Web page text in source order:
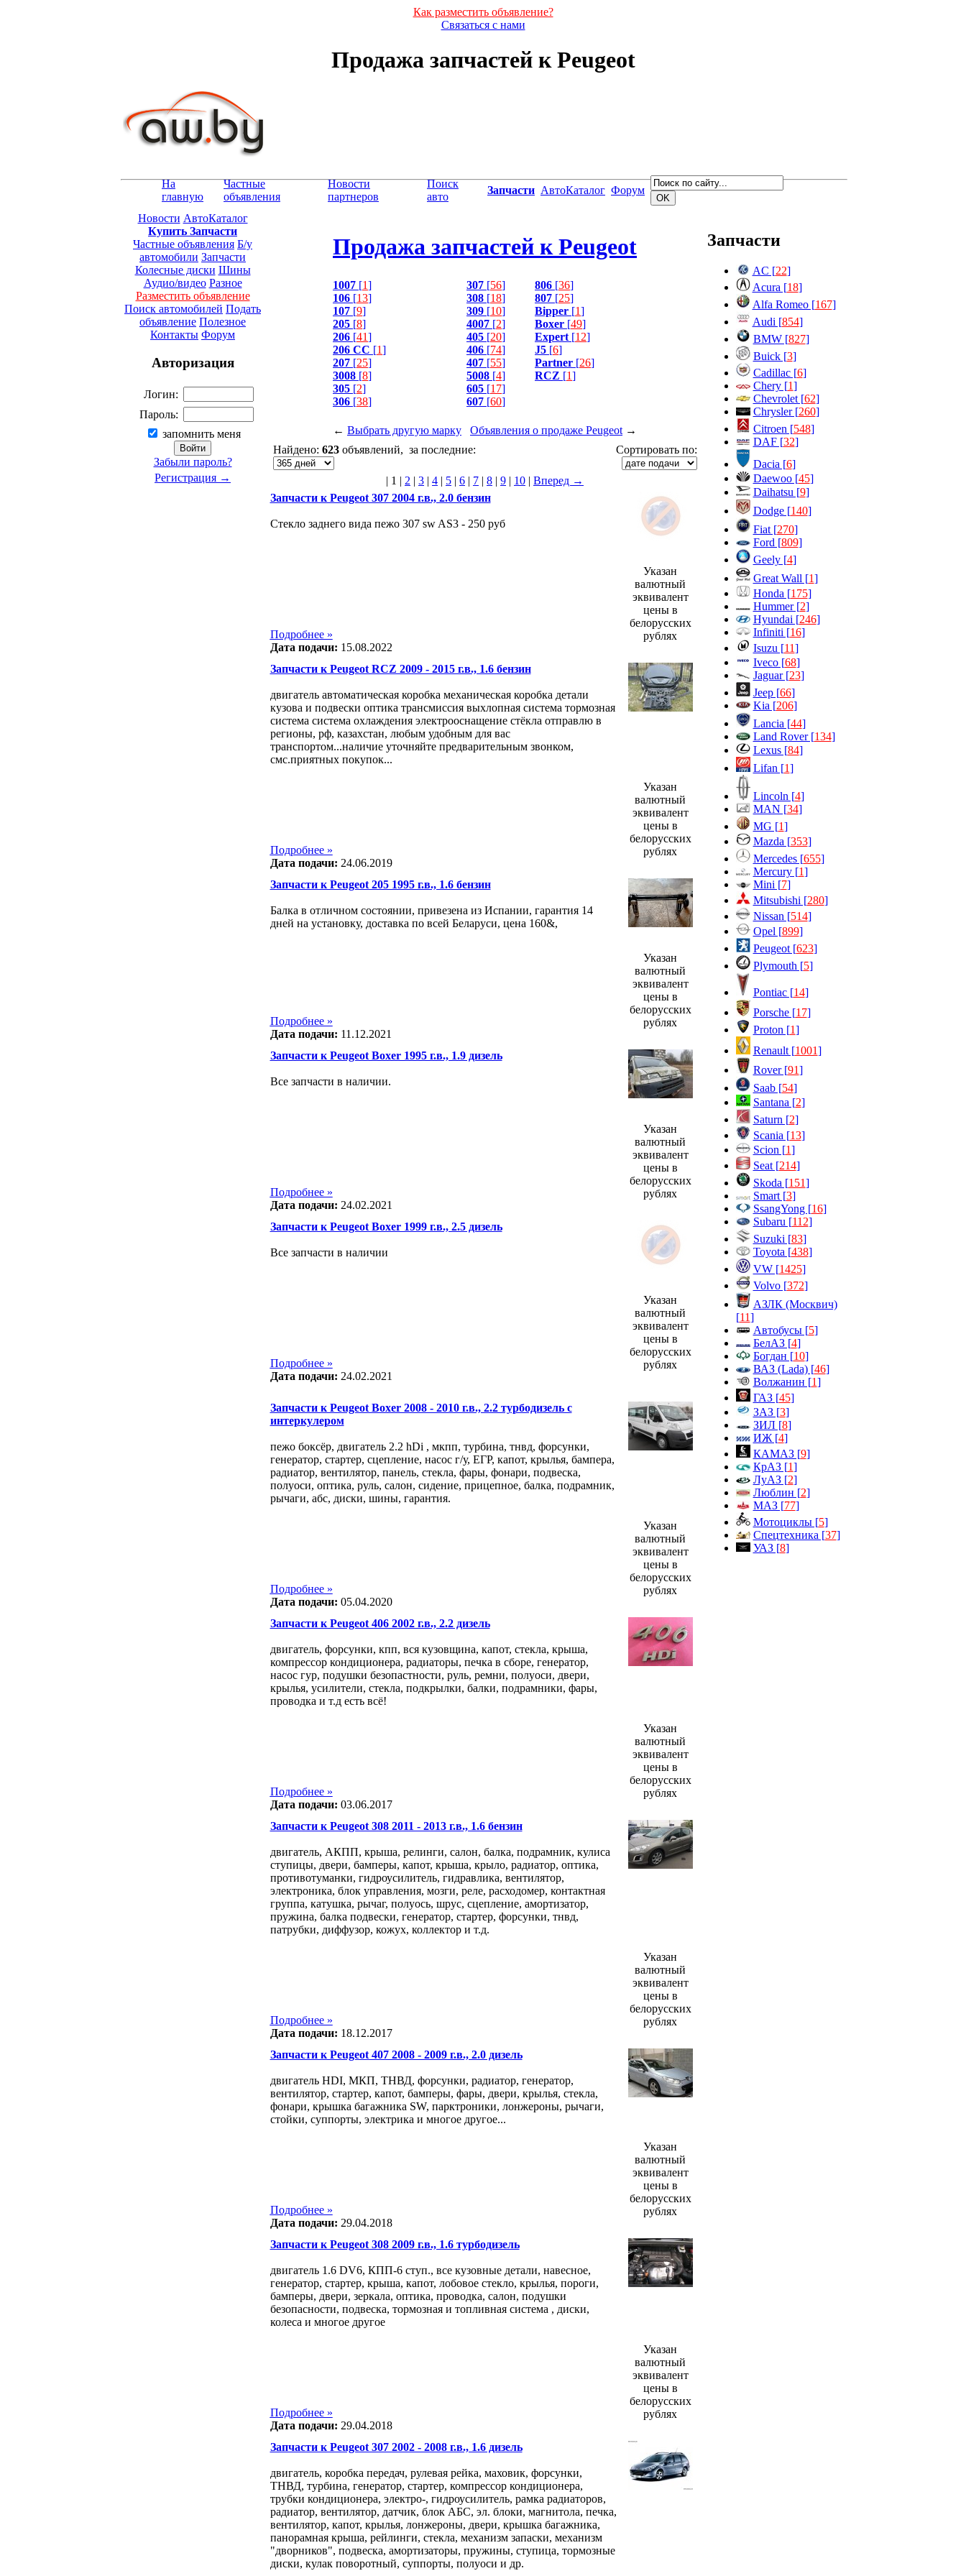
Как разместить объявление?
Связаться с нами
Продажа запчастей к Peugeot
На
главную
Частные
объявления
Новости
партнеров
Поиск
авто
Запчасти АвтоКаталог Форум
Новости АвтоКаталог
Купить Запчасти
Частные объявления Б/у
автомобили Запчасти
Колесные диски Шины
Аудио/видео Разное
Разместить объявление
Поиск автомобилей Подать
объявление Полезное
Контакты Форум
Авторизация
Логин:
Пароль:
запомнить меня
Забыли пароль?
Регистрация →
Продажа запчастей к Peugeot
1007 [1]
106 [13]
107 [9]
205 [8]
206 [41]
206 CC [1]
207 [25]
3008 [8]
305 [2]
306 [38]
307 [56]
308 [18]
309 [10]
4007 [2]
405 [20]
406 [74]
407 [55]
5008 [4]
605 [17]
607 [60]
806 [36]
807 [25]
Bipper [1]
Boxer [49]
Expert [12]
J5 [6]
Partner [26]
RCZ [1]
← Выбрать другую марку Объявления о продаже Peugeot →
Найдено: 623объявлений, за последние: Сортировать по:
| 1 | 2 | 3 | 4 | 5 | 6 | 7 | 8 | 9 | 10 | Вперед →
Запчасти к Peugeot 307 2004 г.в., 2.0 бензин
Стекло заднего вида пежо 307 sw AS3 - 250 руб
Подробнее »
Дата подачи: 15.08.2022
Указан
валютный
эквивалент
цены в
белорусских
рублях
Запчасти к Peugeot RCZ 2009 - 2015 г.в., 1.6 бензин
двигатель автоматическая коробка механическая коробка детали
кузова и подвески оптика трансмиссия выхлопная система тормозная
система система охлаждения электрооснащение стёкла отправлю в
регионы, рф, казахстан, любым удобным для вас
транспортом...наличие уточняйте предварительным звонком,
смс.приятных покупок...
Подробнее »
Дата подачи: 24.06.2019
Указан
валютный
эквивалент
цены в
белорусских
рублях
Запчасти к Peugeot 205 1995 г.в., 1.6 бензин
Балка в отличном состоянии, привезена из Испании, гарантия 14
дней на установку, доставка по всей Беларуси, цена 160&,
Подробнее »
Дата подачи: 11.12.2021
Указан
валютный
эквивалент
цены в
белорусских
рублях
Запчасти к Peugeot Boxer 1995 г.в., 1.9 дизель
Все запчасти в наличии.
Подробнее »
Дата подачи: 24.02.2021
Указан
валютный
эквивалент
цены в
белорусских
рублях
Запчасти к Peugeot Boxer 1999 г.в., 2.5 дизель
Все запчасти в наличии
Подробнее »
Дата подачи: 24.02.2021
Указан
валютный
эквивалент
цены в
белорусских
рублях
Запчасти к Peugeot Boxer 2008 - 2010 г.в., 2.2 турбодизель с
интеркулером
пежо боксёр, двигатель 2.2 hDi , мкпп, турбина, тнвд, форсунки,
генератор, стартер, сцепление, насос г/у, ЕГР, капот, крылья, бампера,
радиатор, вентилятор, панель, стекла, фары, фонари, подвеска,
полуоси, оптика, руль, салон, сидение, прицепное, балка, подрамник,
рычаги, абс, диски, шины, гарантия.
Подробнее »
Дата подачи: 05.04.2020
Указан
валютный
эквивалент
цены в
белорусских
рублях
Запчасти к Peugeot 406 2002 г.в., 2.2 дизель
двигатель, форсунки, кпп, вся кузовщина, капот, стекла, крыша,
компрессор кондиционера, радиаторы, печка в сборе, генератор,
насос гур, подушки безопастности, руль, ремни, полуоси, двери,
крылья, усилители, стекла, подкрылки, балки, подрамники, фары,
проводка и т.д есть всё!
Подробнее »
Дата подачи: 03.06.2017
Указан
валютный
эквивалент
цены в
белорусских
рублях
Запчасти к Peugeot 308 2011 - 2013 г.в., 1.6 бензин
двигатель, АКПП, крыша, релинги, салон, балка, подрамник, кулиса
ступицы, двери, бамперы, капот, крыша, крыло, радиатор, оптика,
противотуманки, гидроусилитель, гидравлика, вентилятор,
электроника, блок управления, мозги, реле, расходомер, контактная
группа, катушка, рычаг, полуось, шрус, сцепление, амортизатор,
пружина, балка подвески, генератор, стартер, форсунки, тнвд,
патрубки, диффузор, кожух, коллектор и т.д.
Подробнее »
Дата подачи: 18.12.2017
Указан
валютный
эквивалент
цены в
белорусских
рублях
Запчасти к Peugeot 407 2008 - 2009 г.в., 2.0 дизель
двигатель HDI, МКП, ТНВД, форсунки, радиатор, генератор,
вентилятор, стартер, капот, бамперы, фары, двери, крылья, стекла,
фонари, крышка багажника SW, парктроники, лонжероны, рычаги,
стойки, суппорты, электрика и многое другое...
Подробнее »
Дата подачи: 29.04.2018
Указан
валютный
эквивалент
цены в
белорусских
рублях
Запчасти к Peugeot 308 2009 г.в., 1.6 турбодизель
двигатель 1.6 DV6, КПП-6 ступ., все кузовные детали, навесное,
генератор, стартер, крыша, капот, лобовое стекло, крылья, пороги,
бамперы, двери, зеркала, оптика, проводка, салон, подушки
безопасности, подвеска, тормозная и топливная система , диски,
колеса и многое другое
Подробнее »
Дата подачи: 29.04.2018
Указан
валютный
эквивалент
цены в
белорусских
рублях
Запчасти к Peugeot 307 2002 - 2008 г.в., 1.6 дизель
двигатель, коробка передач, рулевая рейка, маховик, форсунки,
ТНВД, турбина, генератор, стартер, компрессор кондиционера,
трубки кондиционера, электро-, гидроусилитель, рамка радиаторов,
радиатор, вентилятор, датчик, блок АБС, эл. блоки, магнитола, печка,
вентилятор, капот, крылья, лонжероны, двери, крышка багажника,
панорамная крыша, рейлинги, стекла, механизм запаски, механизм
"дворников", подвеска, амортизаторы, пружины, ступица, тормозные
диски, кулак поворотный, суппорты, полуоси и др.
Запчасти
AC [22]
Acura [18]
Alfa Romeo [167]
Audi [854]
BMW [827]
Buick [3]
Cadillac [6]
Chery [1]
Chevrolet [62]
Chrysler [260]
Citroen [548]
DAF [32]
Dacia [6]
Daewoo [45]
Daihatsu [9]
Dodge [140]
Fiat [270]
Ford [809]
Geely [4]
Great Wall [1]
Honda [175]
Hummer [2]
Hyundai [246]
Infiniti [16]
Isuzu [11]
Iveco [68]
Jaguar [23]
Jeep [66]
Kia [206]
Lancia [44]
Land Rover [134]
Lexus [84]
Lifan [1]
Lincoln [4]
MAN [34]
MG [1]
Mazda [353]
Mercedes [655]
Mercury [1]
Mini [7]
Mitsubishi [280]
Nissan [514]
Opel [899]
Peugeot [623]
Plymouth [5]
Pontiac [14]
Porsche [17]
Proton [1]
Renault [1001]
Rover [91]
Saab [54]
Santana [2]
Saturn [2]
Scania [13]
Scion [1]
Seat [214]
Skoda [151]
Smart [3]
SsangYong [16]
Subaru [112]
Suzuki [83]
Toyota [438]
VW [1425]
Volvo [372]
АЗЛК (Москвич)
[11]
Автобусы [5]
БелАЗ [4]
Богдан [10]
ВАЗ (Lada) [46]
Волжанин [1]
ГАЗ [45]
ЗАЗ [3]
ЗИЛ [8]
ИЖ [4]
КАМАЗ [9]
КрАЗ [1]
ЛуАЗ [2]
Люблин [2]
МАЗ [77]
Мотоциклы [5]
Спецтехника [37]
УАЗ [8]